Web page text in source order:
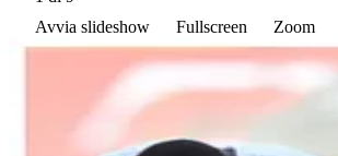
Avvia slideshow
Fullscreen Zoom